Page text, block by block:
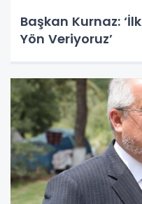
Başkan Kurnaz:
Yön Veriyoruz’